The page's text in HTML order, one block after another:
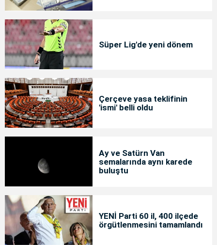
Süper Lig'de yeni dönem
Çerçeve yasa teklifinin
'ismi' belli oldu
Ay ve Satürn Van
semalarında aynı karede
buluştu
YENİ Parti 60 il, 400 ilçede
örgütlenmesini tamamlandı